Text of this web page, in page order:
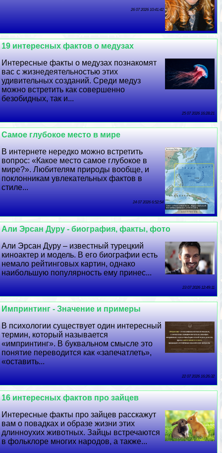
26 07 2026 10:41:42
19 интересных фактов о медузах
Интересные факты о медузах познакомят
вас с жизнедеятельностью этих
удивительных созданий. Среди медуз
можно встретить как совершенно
безобидных, так и...
25 07 2026 16:28:21
Самое глубокое место в мире
В интернете нередко можно встретить
вопрос: «Какое место самое глубокое в
мире?». Любителям природы вообще, и
поклонникам увлекательных фактов в
стиле...
24 07 2026 6:52:54
Али Эрсан Дуру - биография, факты, фото
Али Эрсан Дуру – известный турецкий
киноактер и модель. В его биографии есть
немало рейтинговых картин, однако
наибольшую популярность ему принес...
23 07 2026 12:49:11
Импринтинг - Значение и примеры
В психологии существует один интересный
термин, который называется
«импринтинг». В буквальном смысле это
понятие переводится как «запечатлеть»,
«оставить...
22 07 2026 16:26:32
16 интересных фактов про зайцев
Интересные факты про зайцев расскажут
вам о повадках и образе жизни этих
длинноухих животных. Зайцы встречаются
в фольклоре многих народов, а также...